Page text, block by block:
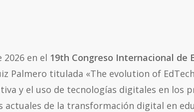
2026 en el 19th Congreso Internacional de
Palmero titulada «The evolution of
y el uso de tecnologías digitales en los
actuales de la transformación digital en